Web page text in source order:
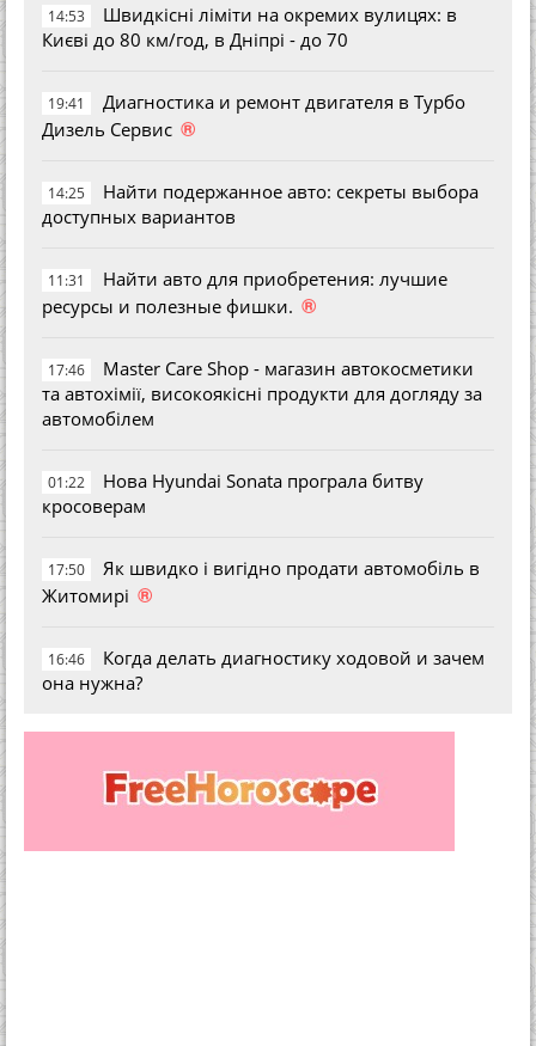
14:53
Швидкісні ліміти на окремих вулицях: в
Києві до 80 км/год, в Дніпрі - до 70
19:41
Диагностика и ремонт двигателя в Турбо
Дизель Сервис ®
14:25
Найти подержанное авто: секреты выбора
доступных вариантов
11:31
Найти авто для приобретения: лучшие
ресурсы и полезные фишки. ®
17:46
Master Care Shop - магазин автокосметики
та автохімії, високоякісні продукти для догляду за
автомобілем
01:22
Нова Hyundai Sonata програла битву
кросоверам
17:50
Як швидко і вигідно продати автомобіль в
Житомирі ®
16:46
Когда делать диагностику ходовой и зачем
она нужна?